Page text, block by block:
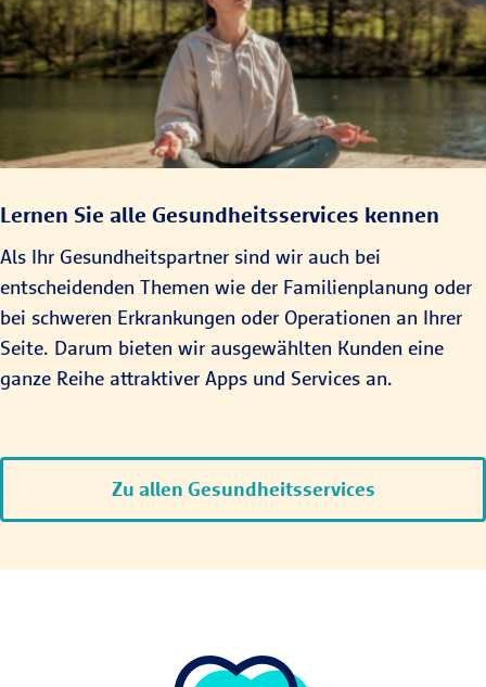
Lernen Sie alle Gesundheitsservices kennen
Als Ihr Gesundheitspartner sind wir auch bei
entscheidenden Themen wie der Familienplanung oder
bei schweren Erkrankungen oder Operationen an Ihrer
Seite. Darum bieten wir ausgewählten Kunden eine
ganze Reihe attraktiver Apps und Services an.
Zu allen Gesundheitsservices